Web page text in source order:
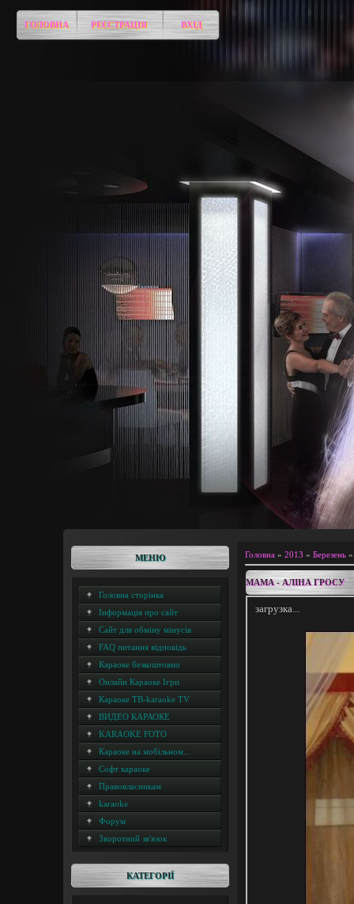
ГОЛОВНА РЕЄСТРАЦІЯ ВХІД
МЕНЮ
Головна сторінка
Інформація про сайт
Сайт для обміну мінусів
FAQ питання відповідь
Караоке безкоштовно
Онлайн Караоке Ігри
Караоке ТВ-karaoke TV
ВИДЕО КАРАОКЕ
KARAOKE FOTO
Караоке на мобільном...
Софт караоке
Правовласникам
karaoke
Форум
Зворотний зв'язок
КАТЕГОРІЇ
Головна » 2013 » Березень »
МАМА - АЛІНА ГРОСУ
загрузка...